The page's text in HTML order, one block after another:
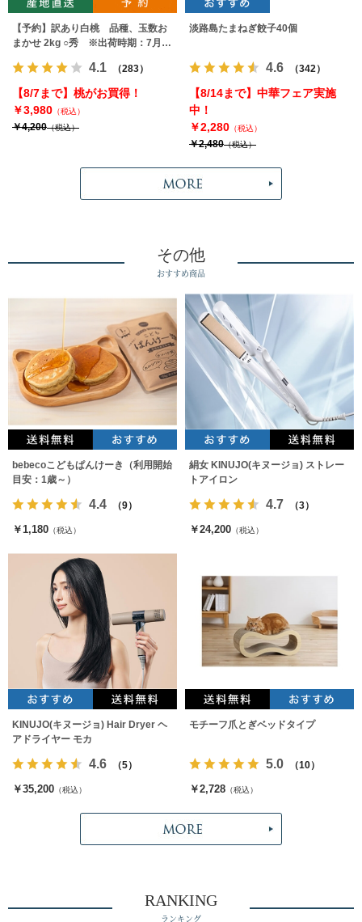
【予約】訳あり白桃 品種、玉数お
まかせ 2kg ○秀 ※出荷時期：7月下
4.1 （283）
【8/7まで】桃がお買得！
￥3,980 （税込）
￥4,200（税込）
淡路島たまねぎ餃子40個
4.6 （342）
【8/14まで】中華フェア実施
中！
￥2,280 （税込）
￥2,480（税込）
その他
おすすめ商品
bebecoこどもぱんけーき（利用開始
目安：1歳～）
4.4 （9）
￥1,180 （税込）
絹女 KINUJO(キヌージョ) ストレー
トアイロン
4.7 （3）
￥24,200 （税込）
KINUJO(キヌージョ) Hair Dryer ヘ
アドライヤー モカ
4.6 （5）
￥35,200 （税込）
モチーフ爪とぎベッドタイプ
5.0 （10）
￥2,728 （税込）
RANKING
ランキング